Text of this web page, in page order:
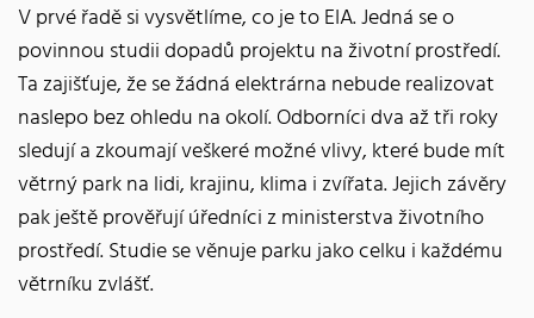
V prvé řadě si vysvětlíme, co je to EIA. Jedná se o
povinnou studii dopadů projektu na životní prostředí.
Ta zajišťuje, že se žádná elektrárna nebude realizovat
naslepo bez ohledu na okolí. Odborníci dva až tři roky
sledují a zkoumají veškeré možné vlivy, které bude mít
větrný park na lidi, krajinu, klima i zvířata. Jejich závěry
pak ještě prověřují úředníci z ministerstva životního
prostředí. Studie se věnuje parku jako celku i každému
větrníku zvlášť.